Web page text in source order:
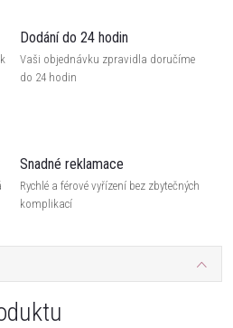
Dodání do 24 hodin
Vaši objednávku zpravidla doručíme
do 24 hodin
Snadné reklamace
Rychlé a férové vyřízení bez zbytečných
komplikací